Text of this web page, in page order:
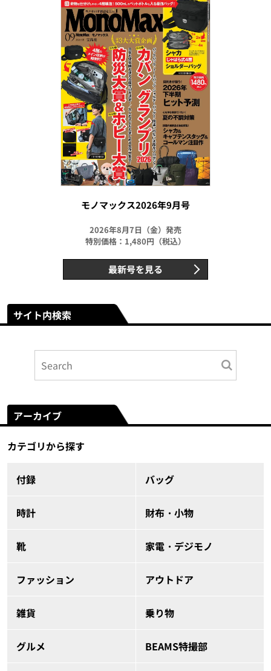
モノマックス2026年9月号
2026年8月7日（金）発売
特別価格：1,480円（税込）
最新号を見る
サイト内検索
アーカイブ
カテゴリから探す
付録 バッグ
時計 財布・小物
靴 家電・デジモノ
ファッション アウトドア
雑貨 乗り物
グルメ BEAMS特撮部